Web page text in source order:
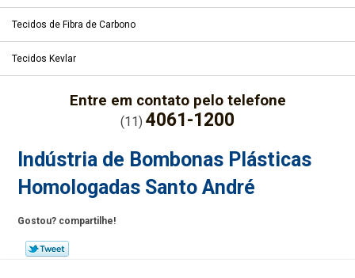
Tecidos de Fibra de Carbono
Tecidos Kevlar
Entre em contato pelo telefone
(11) 4061-1200
Indústria de Bombonas Plásticas
Homologadas Santo André
Gostou? compartilhe!